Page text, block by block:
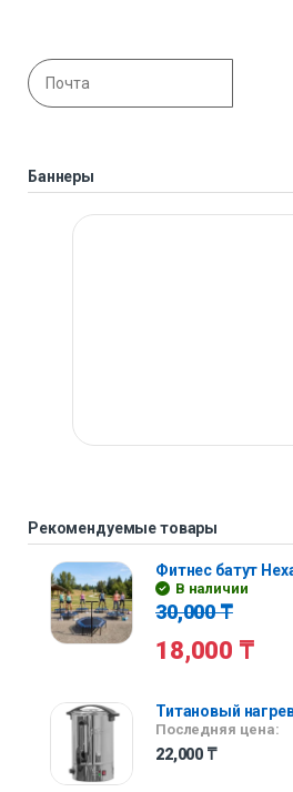
Баннеры
Рекомендуемые товары
Фитнес батут
В наличии
30,000₸
18,000 ₸
Титановый
Последняя цена:
22,000 ₸